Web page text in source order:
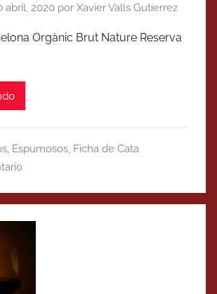
abril, 2020 por Xavier Valls Gutierrez
Orgànic Brut Nature Reserva
, Espumosos, Ficha de Cata